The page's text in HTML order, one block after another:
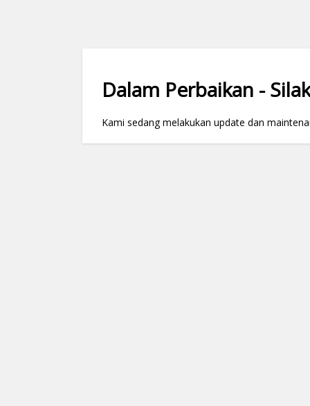
Dalam Perbaikan -
Kami sedang melakukan update dan